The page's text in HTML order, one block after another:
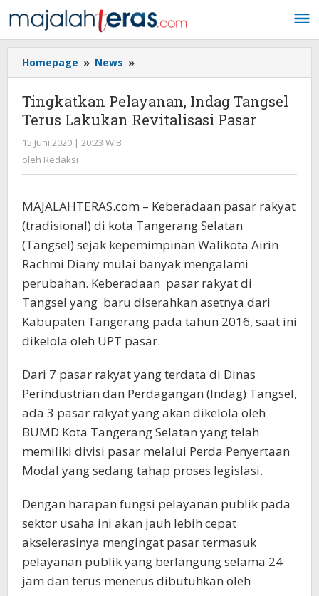
ke
konten
Homepage » News »
Pelayanan,
Tangsel
Terus
Tingkatkan Pelayanan, Indag Tangsel
Terus Lakukan Revitalisasi Pasar
15 Juni 2020 | 20:23 WIB
oleh Redaksi
MAJALAHTERAS.com – Keberadaan pasar rakyat
(tradisional) di kota Tangerang Selatan
(Tangsel) sejak kepemimpinan Walikota Airin
Rachmi Diany mulai banyak mengalami
perubahan. Keberadaan pasar rakyat di
Tangsel yang baru diserahkan asetnya dari
Kabupaten Tangerang pada tahun 2016, saat ini
dikelola oleh UPT pasar.
Dari 7 pasar rakyat yang terdata di Dinas
Perindustrian dan Perdagangan (Indag) Tangsel,
ada 3 pasar rakyat yang akan dikelola oleh
BUMD Kota Tangerang Selatan yang telah
memiliki divisi pasar melalui Perda Penyertaan
Modal yang sedang tahap proses legislasi.
Dengan harapan fungsi pelayanan publik pada
sektor usaha ini akan jauh lebih cepat
akselerasinya mengingat pasar termasuk
pelayanan publik yang berlangung selama 24
jam dan terus menerus dibutuhkan oleh